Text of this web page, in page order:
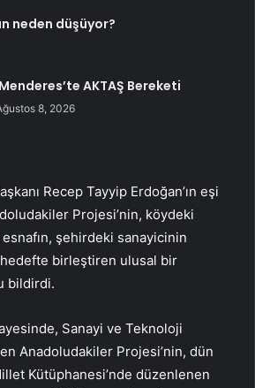
neden düşüyor?
AKTAŞ Bereketi
8, 2026
Recep Tayyip Erdoğan’ın eşi
Projesi’nin, köydeki
şehirdeki sanayicinin
birleştiren ulusal bir
bildirdi.
Sanayi ve Teknoloji
Anadoludakiler Projesi’nin, dün
Kütüphanesi’nde düzenlenen